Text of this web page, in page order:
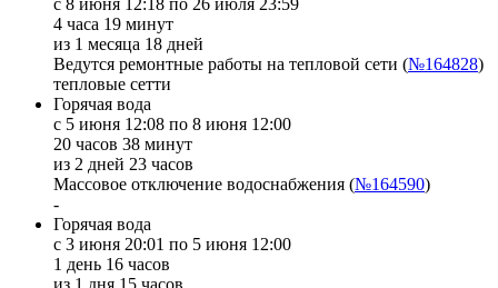
с 8 июня 12:18 по 26 июля 23:59
4 часа 19 минут
из 1 месяца 18 дней
Ведутся ремонтные работы на тепловой сети (№164828)
тепловые сетти
Горячая вода
с 5 июня 12:08 по 8 июня 12:00
20 часов 38 минут
из 2 дней 23 часов
Массовое отключение водоснабжения (№164590)
-
Горячая вода
с 3 июня 20:01 по 5 июня 12:00
1 день 16 часов